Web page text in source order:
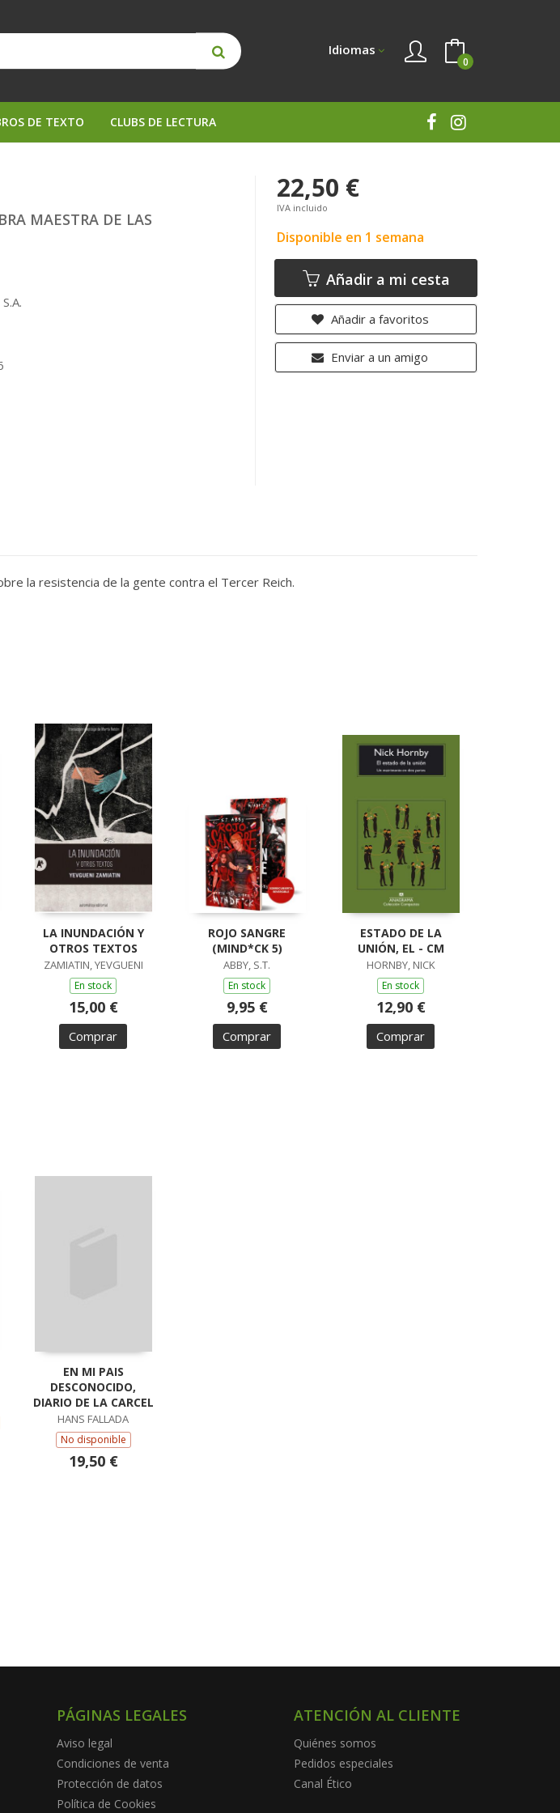
Idiomas
0
DE TEXTO CLUBS DE LECTURA
MAESTRA DE LAS
22,50 €
IVA incluido
Disponible en 1 semana
Añadir a mi cesta
Añadir a favoritos
Enviar a un amigo
la resistencia de la gente contra el Tercer Reich.
LA INUNDACIÓN Y
OTROS TEXTOS
ZAMIATIN, YEVGUENI
En stock
15,00 €
Comprar
ROJO SANGRE
(MIND*CK 5)
ABBY, S.T.
En stock
9,95 €
Comprar
ESTADO DE LA
UNIÓN, EL - CM
HORNBY, NICK
En stock
12,90 €
Comprar
EN MI PAIS
DESCONOCIDO,
DIARIO DE LA CARCEL
HANS FALLADA
No disponible
19,50 €
PÁGINAS LEGALES
Aviso legal
Condiciones de venta
Protección de datos
Política de Cookies
ATENCIÓN AL CLIENTE
Quiénes somos
Pedidos especiales
Canal Ético